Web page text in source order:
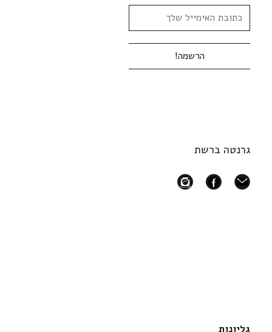
גרנטה ברשת
mail
facebook
instagram
גליונות